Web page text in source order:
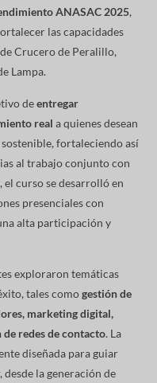
ANASAC 2025,
las capacidades
Crucero de Peralillo,
Lampa.
deentregar
real a quienes desean
fortaleciendo así
al trabajo conjunto con
, el curso se desarrolló en
presenciales con
alta participación y
exploraron temáticas
tales comogestión de
marketing digital,
de redes de contacto. La
diseñada para guiar
la generación de